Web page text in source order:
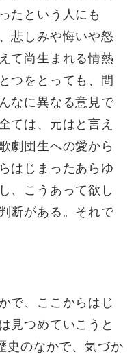
たという人にも
悲しみや悔いや怒
て尚生まれる情熱
つをとっても、間
なに異なる意見で
ては、元はと言え
劇団生への愛から
はじまったあらゆ
、こうあって欲し
断がある。それで
で、ここからはじ
見つめていこうと
史のなかで、気づか